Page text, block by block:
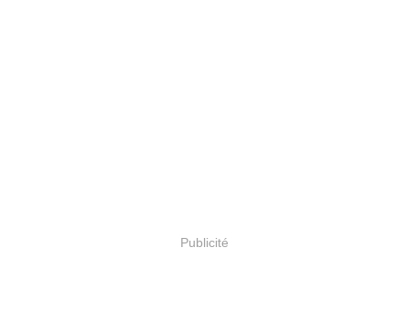
Publicité